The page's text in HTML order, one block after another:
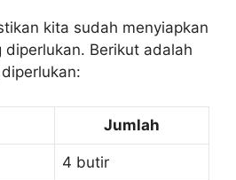
kita sudah menyiapkan
diperlukan. Berikut adalah
Jumlah
4 butir